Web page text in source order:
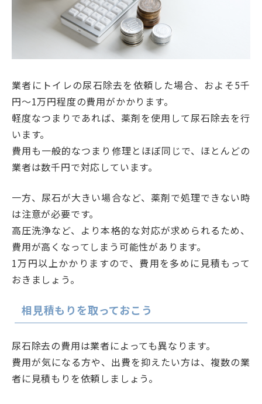
業者にトイレの尿石除去を依頼した場合、およそ5千
円〜1万円程度の費用がかかります。
軽度なつまりであれば、薬剤を使用して尿石除去を行
います。
費用も一般的なつまり修理とほぼ同じで、ほとんどの
業者は数千円で対応しています。
一方、尿石が大きい場合など、薬剤で処理できない時
は注意が必要です。
高圧洗浄など、より本格的な対応が求められるため、
費用が高くなってしまう可能性があります。
1万円以上かかりますので、費用を多めに見積もって
おきましょう。
相見積もりを取っておこう
尿石除去の費用は業者によっても異なります。
費用が気になる方や、出費を抑えたい方は、複数の業
者に見積もりを依頼しましょう。